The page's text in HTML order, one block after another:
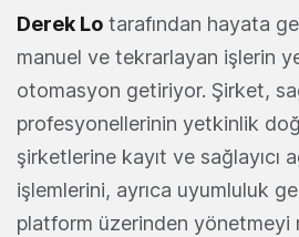
Derek Lo tarafından hayata
manuel ve tekrarlayan işlerin
otomasyon getiriyor. Şirket,
profesyonellerinin yetkinlik
şirketlerine kayıt ve sağlayıcı
işlemlerini, ayrıca uyumluluk
platform üzerinden yönetmeyi